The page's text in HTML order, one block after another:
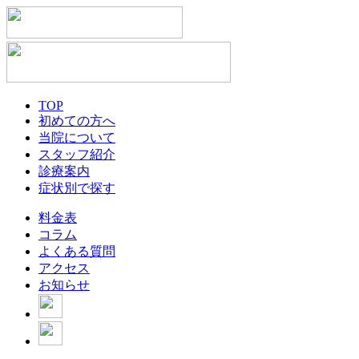
TOP
初めての方へ
当院について
スタッフ紹介
診療案内
症状別で探す
料金表
コラム
よくある質問
アクセス
お知らせ